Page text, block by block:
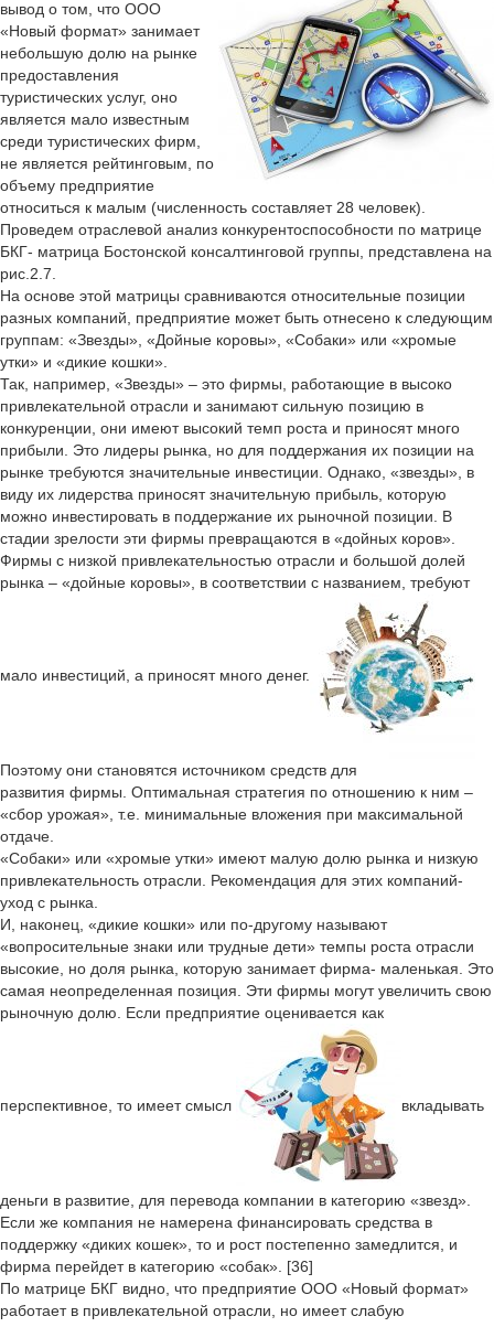
вывод о том, что ООО
«Новый формат» занимает
небольшую долю на рынке
предоставления
туристических услуг, оно
является мало известным
среди туристических фирм,
не является рейтинговым, по
объему предприятие
относиться к малым (численность составляет 28 человек).
Проведем отраслевой анализ конкурентоспособности по матрице
БКГ- матрица Бостонской консалтинговой группы, представлена на
рис.2.7.
На основе этой матрицы сравниваются относительные позиции
разных компаний, предприятие может быть отнесено к следующим
группам: «Звезды», «Дойные коровы», «Собаки» или «хромые
утки» и «дикие кошки».
Так, например, «Звезды» – это фирмы, работающие в высоко
привлекательной отрасли и занимают сильную позицию в
конкуренции, они имеют высокий темп роста и приносят много
прибыли. Это лидеры рынка, но для поддержания их позиции на
рынке требуются значительные инвестиции. Однако, «звезды», в
виду их лидерства приносят значительную прибыль, которую
можно инвестировать в поддержание их рыночной позиции. В
стадии зрелости эти фирмы превращаются в «дойных коров».
Фирмы с низкой привлекательностью отрасли и большой долей
рынка – «дойные коровы», в соответствии с названием, требуют
мало инвестиций, а приносят много денег.
Поэтому они становятся источником средств для
развития фирмы. Оптимальная стратегия по отношению к ним –
«сбор урожая», т.е. минимальные вложения при максимальной
отдаче.
«Собаки» или «хромые утки» имеют малую долю рынка и низкую
привлекательность отрасли. Рекомендация для этих компаний-
уход с рынка.
И, наконец, «дикие кошки» или по-другому называют
«вопросительные знаки или трудные дети» темпы роста отрасли
высокие, но доля рынка, которую занимает фирма- маленькая. Это
самая неопределенная позиция. Эти фирмы могут увеличить свою
рыночную долю. Если предприятие оценивается как
перспективное, то имеет смысл вкладывать
деньги в развитие, для перевода компании в категорию «звезд».
Если же компания не намерена финансировать средства в
поддержку «диких кошек», то и рост постепенно замедлится, и
фирма перейдет в категорию «собак». [36]
По матрице БКГ видно, что предприятие ООО «Новый формат»
работает в привлекательной отрасли, но имеет слабую